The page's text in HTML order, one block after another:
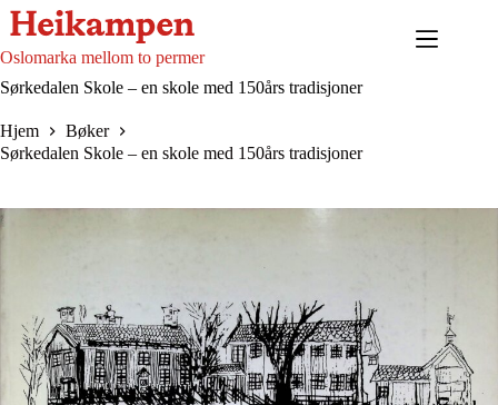
Hopp
til
innholdet
Oslomarka mellom to permer
Sørkedalen Skole – en skole med 150års tradisjoner
Hjem
Bøker
Sørkedalen Skole – en skole med 150års tradisjoner